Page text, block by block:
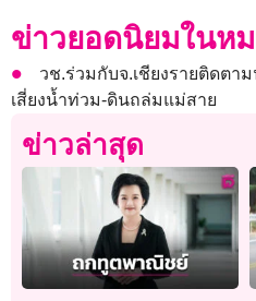
ข่าวยอดนิยมในห
วช.ร่วมกับจ.เชียงรายติดตา
เสี่ยงน้ำท่วม-ดินถล่มแม่สาย
ข่าวล่าสุด